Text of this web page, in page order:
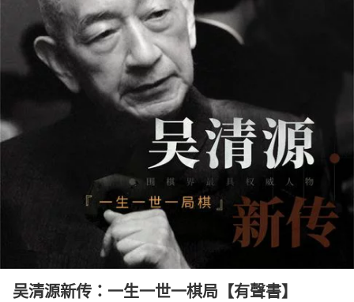
居家生活 3C家電 運動休閒
女裝 男裝
電子/紙本書
吴清源新传：一生一世一棋局【有聲書】